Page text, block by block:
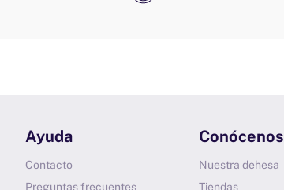
Ayuda
Contacto
Preguntas frecuentes
Conócenos
Nuestra dehesa
Tiendas